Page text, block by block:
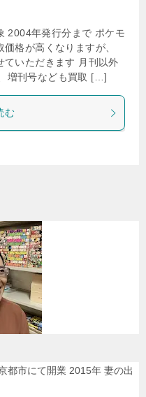
2004年発行分まで ポケモ
格が高くなりますが、
ていただきます 月刊以外
増刊号なども買取 […]
む
都市にて開業 2015年 妻の出